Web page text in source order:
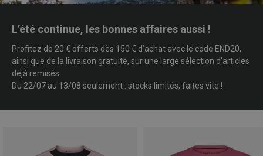
L’été continue, les bonnes affaires aussi !
Profitez de 20 € offerts dès 150 € d’achat avec le code END20,
ainsi que de la livraison gratuite, sur une large sélection d’articles
déjà remisés.
Du 22/07 au 13/08 seulement : stocks limités, faites vite !